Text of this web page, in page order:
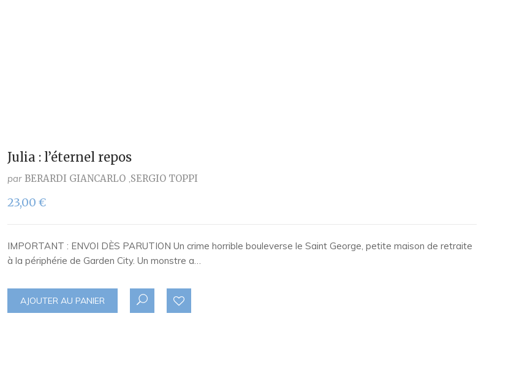
Julia : l’éternel repos
par BERARDI GIANCARLO SERGIO TOPPI
23,00€
IMPORTANT : ENVOI DÈS PARUTION Un crime horrible bouleverse le Saint George, petite maison de retraite
à la périphérie de Garden City. Un monstre a…
AJOUTER AU PANIER